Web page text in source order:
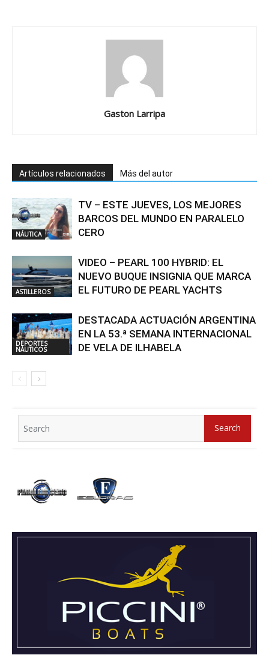
Gaston Larripa
Artículos relacionados Más del autor
NÁUTICA
TV – ESTE JUEVES, LOS MEJORES
BARCOS DEL MUNDO EN PARALELO
CERO
ASTILLEROS
VIDEO – PEARL 100 HYBRID: EL
NUEVO BUQUE INSIGNIA QUE MARCA
EL FUTURO DE PEARL YACHTS
DEPORTES
NÁUTICOS
DESTACADA ACTUACIÓN ARGENTINA
EN LA 53.ª SEMANA INTERNACIONAL
DE VELA DE ILHABELA
for:
Search